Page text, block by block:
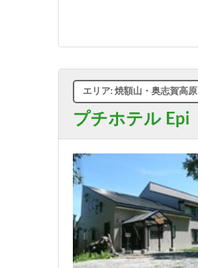
プチホテル Epi
エリア: 焼額山・奥志賀高原